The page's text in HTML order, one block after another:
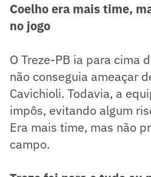
Coelho era mais time,
no jogo
O Treze-PB ia para cima
não conseguia ameaçar
Cavichioli. Todavia, a
impôs, evitando algum
Era mais time, mas não
campo.